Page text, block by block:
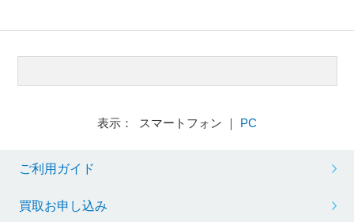
表示： スマートフォン ｜ PC
ご利用ガイド
買取お申し込み